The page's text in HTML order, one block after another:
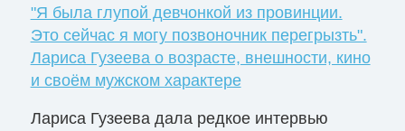
"Я была глупой девчонкой из провинции.
Это сейчас я могу позвоночник перегрызть".
Лариса Гузеева о возрасте, внешности, кино
и своём мужском характере
Лариса Гузеева дала редкое интервью